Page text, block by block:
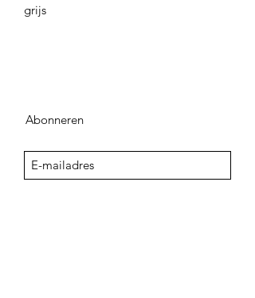
grijs
Abonneren